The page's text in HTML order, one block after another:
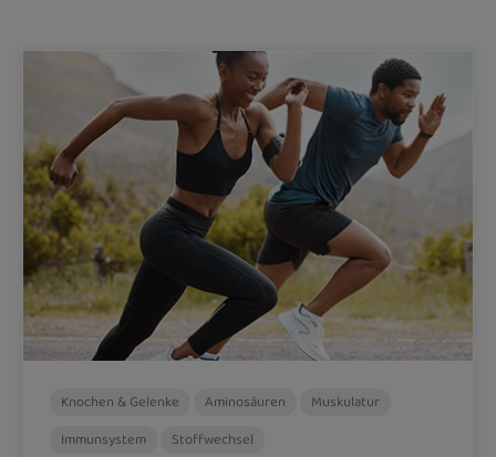
Knochen & Gelenke Aminosäuren
Muskulatur
Immunsystem
Stoffwechsel